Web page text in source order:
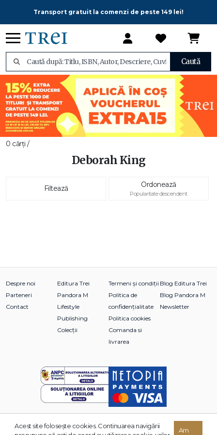
Transport gratuit la comenzi de peste 149 lei!
Caută
0 cărți /
Deborah King
Filtează Ordonează
Popularitate descendent
Despre noi
Parteneri
Contact
Editura Trei
Pandora M
Lifestyle
Publishing
Colecții
Termeni și condiții
Politica de
confidențialitate
Politica cookies
Comanda si
livrarea
Blog Editura Trei
Blog Pandora M
Newsletter
© 2026 Grupul Editorial TREI. Toate drepturile rezervate.
Acest site foloseşte cookies. Continuarea navigării
Am